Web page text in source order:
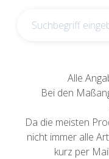
Alle
Bei den
Da die meisten
nicht immer alle
kurz per